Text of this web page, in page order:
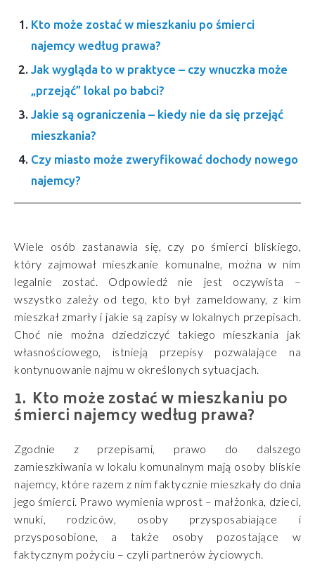
Kto może zostać w mieszkaniu po śmierci
najemcy według prawa?
Jak wygląda to w praktyce – czy wnuczka może
„przejąć” lokal po babci?
Jakie są ograniczenia – kiedy nie da się przejąć
mieszkania?
Czy miasto może zweryfikować dochody nowego
najemcy?
Wiele osób zastanawia się, czy po śmierci bliskiego,
który zajmował mieszkanie komunalne, można w nim
legalnie zostać. Odpowiedź nie jest oczywista –
wszystko zależy od tego, kto był zameldowany, z kim
mieszkał zmarły i jakie są zapisy w lokalnych przepisach.
Choć nie można dziedziczyć takiego mieszkania jak
własnościowego, istnieją przepisy pozwalające na
kontynuowanie najmu w określonych sytuacjach.
Kto może zostać w mieszkaniu po
śmierci najemcy według prawa?
Zgodnie z przepisami, prawo do dalszego
zamieszkiwania w lokalu komunalnym mają osoby bliskie
najemcy, które razem z nim faktycznie mieszkały do dnia
jego śmierci. Prawo wymienia wprost – małżonka, dzieci,
wnuki, rodziców, osoby przysposabiające i
przysposobione, a także osoby pozostające w
faktycznym pożyciu – czyli partnerów życiowych.